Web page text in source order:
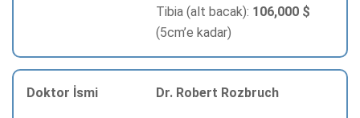
Tibia (alt bacak): 106,000 $
(5cm’e kadar)
Dr. Robert Rozbruch